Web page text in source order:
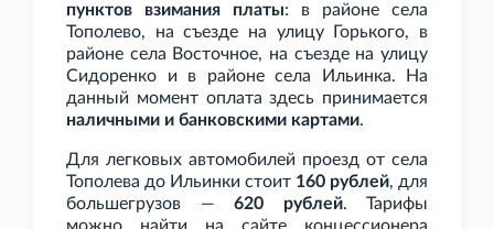
пунктов взимания платы: в районе села
Тополево, на съезде на улицу Горького, в
районе села Восточное, на съезде на улицу
Сидоренко и в районе села Ильинка. На
данный момент оплата здесь принимается
наличными и банковскими картами.
Для легковых автомобилей проезд от села
Тополева до Ильинки стоит 160 рублей, для
большегрузов — 620 рублей. Тарифы